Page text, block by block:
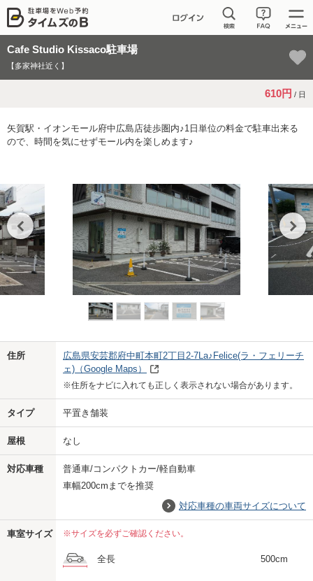
Cafe Studio Kissaco駐車場
【多家神社近く】
610円 / 日
矢賀駅・イオンモール府中広島店徒歩圏内♪1日単位の料金で駐車出来る
ので、時間を気にせずモール内を楽しめます♪
Previo Next
住所
広島県安芸郡府中町本町2丁目2-7La♪Felice(ラ・フェリーチ
ェ) （Google Maps）
※住所をナビに入れても正しく表示されない場合があります。
タイプ 平置き舗装
屋根 なし
対応車種
普通車/コンパクトカー/軽自動車
車幅200cmまでを推奨
対応車種の車両サイズについて
車室サイズ ※サイズを必ずご確認ください。
全長 500cm